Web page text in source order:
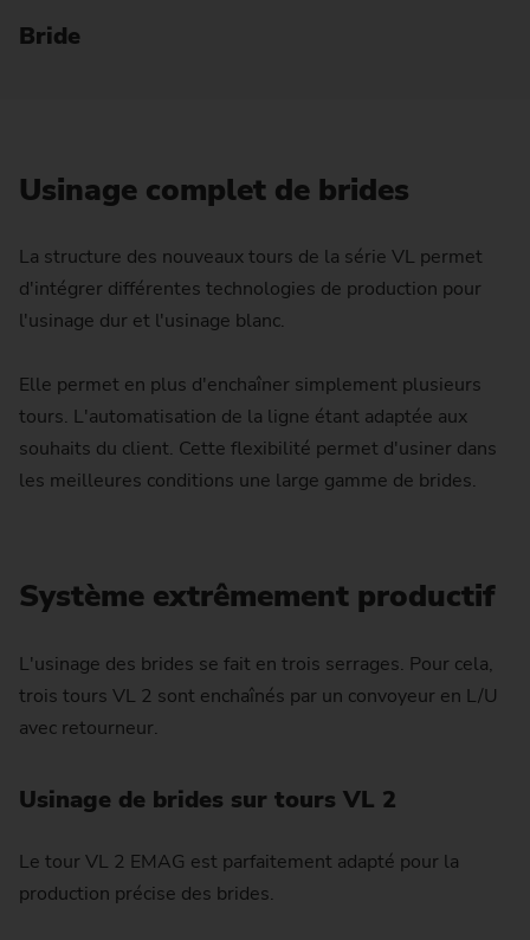
Bride
Usinage complet de brides
La structure des nouveaux tours de la série VL permet
d'intégrer différentes technologies de production pour
l'usinage dur et l'usinage blanc.
Elle permet en plus d'enchaîner simplement plusieurs
tours. L'automatisation de la ligne étant adaptée aux
souhaits du client. Cette flexibilité permet d'usiner dans
les meilleures conditions une large gamme de brides.
Système extrêmement productif
L'usinage des brides se fait en trois serrages. Pour cela,
trois tours VL 2 sont enchaînés par un convoyeur en L/U
avec retourneur.
Usinage de brides sur tours VL 2
Le tour VL 2 EMAG est parfaitement adapté pour la
production précise des brides.